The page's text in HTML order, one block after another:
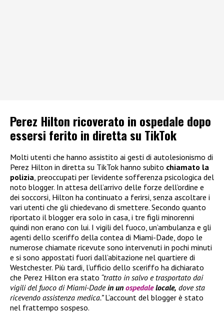
Perez Hilton ricoverato in ospedale dopo
essersi ferito in diretta su TikTok
Molti utenti che hanno assistito ai gesti di autolesionismo di
Perez Hilton in diretta su TikTok hanno subito chiamato la
polizia , preoccupati per l’evidente sofferenza psicologica del
noto blogger. In attesa dell’arrivo delle forze dell’ordine e
dei soccorsi, Hilton ha continuato a ferirsi, senza ascoltare i
vari utenti che gli chiedevano di smettere. Secondo quanto
riportato il blogger era solo in casa, i tre figli minorenni
quindi non erano con lui. I vigili del fuoco, un’ambulanza e gli
agenti dello sceriffo della contea di Miami-Dade, dopo le
numerose chiamate ricevute sono intervenuti in pochi minuti
e si sono appostati fuori dall’abitazione nel quartiere di
Westchester. Più tardi, l’ufficio dello sceriffo ha dichiarato
che Perez Hilton era stato “tratto in salvo e trasportato dai
vigili del fuoco di Miami-Dadein un ospedalelocale, dove sta
ricevendo assistenza medica.”L’account del blogger è stato
nel frattempo sospeso.